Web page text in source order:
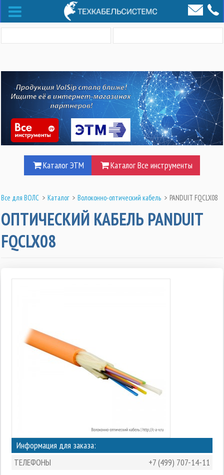
Каталог ЭТМ Каталог Все инструменты
Все для ВОЛС > Каталог > Волоконно-оптический кабель > PANDUIT FQCLX08
ОПТИЧЕСКИЙ КАБЕЛЬ PANDUIT
FQCLX08
Информация для заказа:
ТЕЛЕФОНЫ
+7 (499) 707-14-11